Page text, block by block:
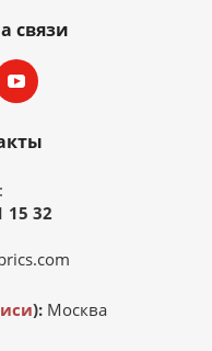
связи
15 32
):Москва